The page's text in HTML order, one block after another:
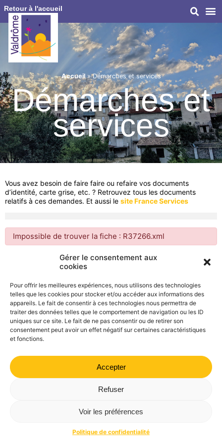
Gérer le consentement aux
cookies
Pour offrir les meilleures expériences, nous utilisons des technologies
telles que les cookies pour stocker et/ou accéder aux informations des
appareils. Le fait de consentir à ces technologies nous permettra de
traiter des données telles que le comportement de navigation ou les ID
uniques sur ce site. Le fait de ne pas consentir ou de retirer son
consentement peut avoir un effet négatif sur certaines caractéristiques
et fonctions.
Accepter
Refuser
Voir les préférences
Politique de confidentialité
Retour à l'accueil
Accueil»Démarches et services
Démarches et
services
Vous avez besoin de faire faire ou refaire vos documents
d’identité, carte grise, etc. ? Retrouvez tous les documents
relatifs à ces demandes. Et aussi le site France Services
Impossible de trouver la fiche : R37266.xml
Mairie de Valdrôme | 14 rue Haute, 26310 Valdrôme | 04 75
Politique de confidentialité
Mentions légales Plan du site